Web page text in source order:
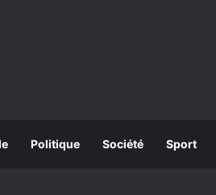
Politique Société Sport